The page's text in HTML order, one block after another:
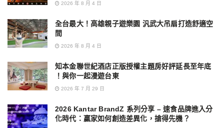
2026 年 8 月 4 日
全台最大！高雄親子遊樂園 汎武大吊扇打造舒適空
間
2026 年 8 月 4 日
知本金聯世紀酒店正版授權主題房好評延長至年底
！與你一起漫遊台東
2026 年 7 月 29 日
2026 Kantar BrandZ 系列分享 – 速食品牌進入分
化時代：贏家如何創造差異化，搶得先機？